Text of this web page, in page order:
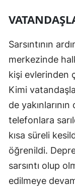
Sarsıntının
merkezinde
kişi evlerinden
Kimi
de
telefonlara
kısa süreli
öğrenildi.
sarsıntı olup
edilmeye